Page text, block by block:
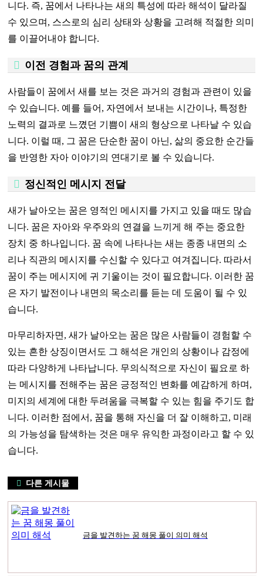
니다. 즉, 꿈에서 나타나는 새의 특성에 따라 해석이 달라질
수 있으며, 스스로의 심리 상태와 상황을 고려해 적절한 의미
를 이끌어내야 합니다.
이전 경험과 꿈의 관계
사람들이 꿈에서 새를 보는 것은 과거의 경험과 관련이 있을
수 있습니다. 예를 들어, 자연에서 보내는 시간이나, 특정한
노력의 결과로 느꼈던 기쁨이 새의 형상으로 나타날 수 있습
니다. 이럴 때, 그 꿈은 단순한 꿈이 아닌, 삶의 중요한 순간들
을 반영한 자아 이야기의 연대기로 볼 수 있습니다.
정신적인 메시지 전달
새가 날아오는 꿈은 영적인 메시지를 가지고 있을 때도 많습
니다. 꿈은 자아와 우주와의 연결을 느끼게 해 주는 중요한
장치 중 하나입니다. 꿈 속에 나타나는 새는 종종 내면의 소
리나 직관의 메시지를 수신할 수 있다고 여겨집니다. 따라서
꿈이 주는 메시지에 귀 기울이는 것이 필요합니다. 이러한 꿈
은 자기 발전이나 내면의 목소리를 듣는 데 도움이 될 수 있
습니다.
마무리하자면, 새가 날아오는 꿈은 많은 사람들이 경험할 수
있는 흔한 상징이면서도 그 해석은 개인의 상황이나 감정에
따라 다양하게 나타납니다. 무의식적으로 자신이 필요로 하
는 메시지를 전해주는 꿈은 긍정적인 변화를 예감하게 하며,
미지의 세계에 대한 두려움을 극복할 수 있는 힘을 주기도 합
니다. 이러한 점에서, 꿈을 통해 자신을 더 잘 이해하고, 미래
의 가능성을 탐색하는 것은 매우 유익한 과정이라고 할 수 있
습니다.
다른 게시물
금을 발견하는 꿈 해몽 풀이 의미 해석